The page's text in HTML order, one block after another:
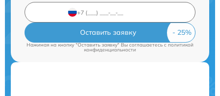
Оставить заявку
Нажимая на кнопку "Оставить заявку" Вы соглашаетесь cполитикой
конфиденциальности